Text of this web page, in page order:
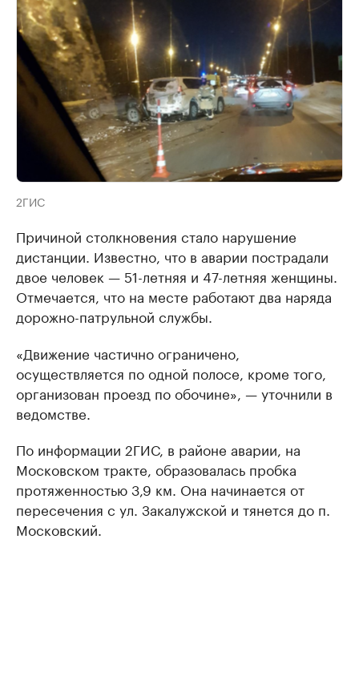
2ГИС
Причиной столкновения стало нарушение
дистанции. Известно, что в аварии пострадали
двое человек — 51-летняя и 47-летняя женщины.
Отмечается, что на месте работают два наряда
дорожно-патрульной службы.
«Движение частично ограничено,
осуществляется по одной полосе, кроме того,
организован проезд по обочине», — уточнили в
ведомстве.
По информации 2ГИС, в районе аварии, на
Московском тракте, образовалась пробка
протяженностью 3,9 км. Она начинается от
пересечения с ул. Закалужской и тянется до п.
Московский.